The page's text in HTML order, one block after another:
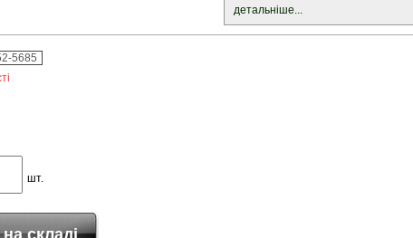
детальніше...
5685
шт.